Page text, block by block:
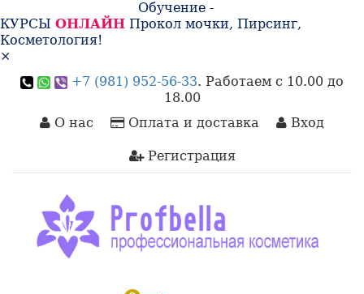
Обучение -
КУРСЫ ОНЛАЙН Прокол мочки, Пирсинг,
Косметология!
×
+7 (981) 952-56-33. Работаем с 10.00 до
18.00
О нас
Оплата и доставка Вход
Регистрация